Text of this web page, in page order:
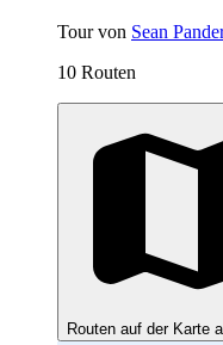
Tour von Sean
10 Routen
Routen auf der Karte